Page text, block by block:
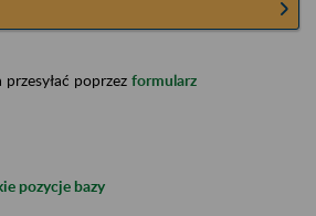
poprzez formularz
pozycje bazy